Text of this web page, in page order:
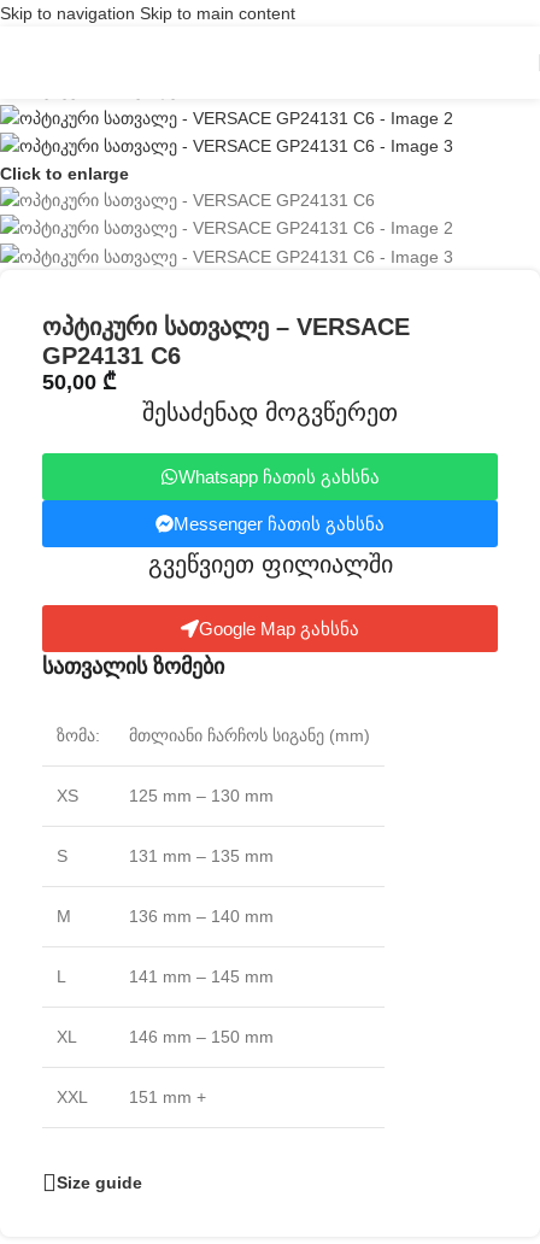
Skip to navigation Skip to main content
Click to enlarge
ოპტიკური სათვალე – VERSACE
GP24131 C6
50,00 ₾
შესაძენად მოგვწერეთ
Whatsapp ჩათის გახსნა
Messenger ჩათის გახსნა
გვეწვიეთ ფილიალში​
Google Map გახსნა
სათვალის ზომები
ზომა: მთლიანი ჩარჩოს სიგანე (mm)
XS 125 mm – 130 mm
S 131 mm – 135 mm
M 136 mm – 140 mm
L 141 mm – 145 mm
XL 146 mm – 150 mm
XXL 151 mm +
Size guide